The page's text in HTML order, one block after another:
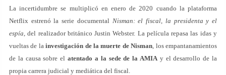
La incertidumbre se multiplicó en enero de 2020 cuando la plataforma
Netflix estrenó la serie documental Nisman: el fiscal, la presidenta y el
espía, del realizador británico Justin Webster. La película repasa las idas y
vueltas de lainvestigación de la muerte de Nisman, los empantanamientos
de la causa sobre elatentado a la sede de la AMIAy el desarrollo de la
propia carrera judicial y mediática del fiscal.